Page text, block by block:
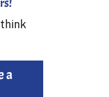
gummisåle
hælkappe.
er klar til å bli
stolt og viser
a